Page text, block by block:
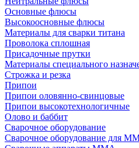
Основные флюсы
Высокоосновные флюсы
Материалы для сварки титана
Проволока сплошная
Присадочные прутки
Материалы специального
Строжка и резка
Припои
Припои оловянно-свинцовые
Припои высокотехнологичные
Олово и баббит
Сварочное оборудование
Сварочное оборудование для